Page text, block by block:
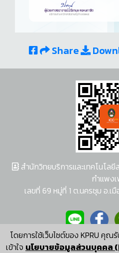
Share
โดยการใช้เว็บไซต์ของ KPRU คุณ
เข้าใจ นโยบายข้อมูลส่วนบุคคล
สำนักวิทยบริการและเทคโนโล
กำแพง
เลขที่ 69 หมู่ที่ 1 ต.นครชุม อ.
ผู้พัฒนาระบบ อ